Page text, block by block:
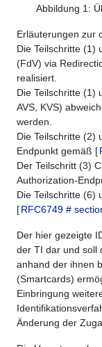
Abbildung 1 :
Erläuterungen zur
Die Teilschritte (1)
(FdV) via
realisiert.
Die Teilschritte (1)
AVS, KVS)
werden.
Die Teilschritte (2)
Endpunkt gemäß [
Der Teilschritt (3)
Authorization-
Die Teilschritte (6)
[RFC6749 #
Der hier gezeigte
der TI dar und soll
anhand der ihnen
(Smartcards)
Einbringung
Änderung der